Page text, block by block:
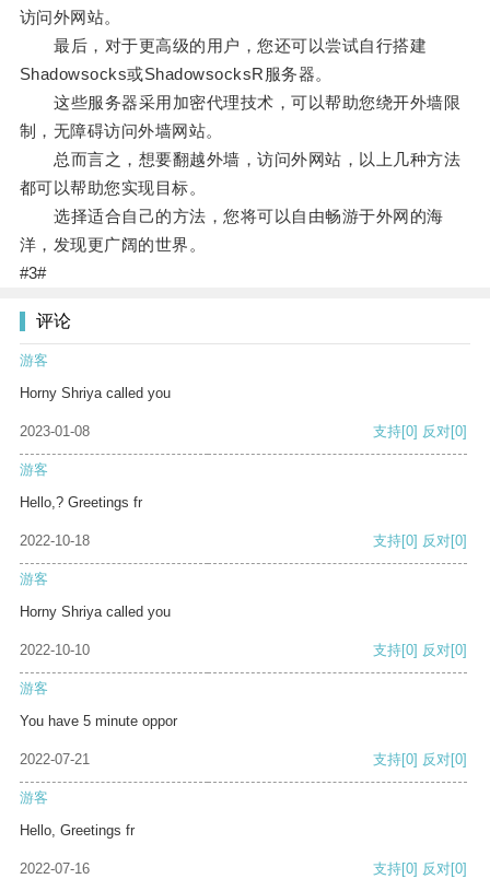
访问外网站。
最后，对于更高级的用户，您还可以尝试自行搭建
Shadowsocks或ShadowsocksR服务器。
这些服务器采用加密代理技术，可以帮助您绕开外墙限
制，无障碍访问外墙网站。
总而言之，想要翻越外墙，访问外网站，以上几种方法
都可以帮助您实现目标。
选择适合自己的方法，您将可以自由畅游于外网的海
洋，发现更广阔的世界。
#3#
评论
游客
Horny Shriya called you
2023-01-08 支持[0] 反对[0]
游客
Hello,? Greetings fr
2022-10-18 支持[0] 反对[0]
游客
Horny Shriya called you
2022-10-10 支持[0] 反对[0]
游客
You have 5 minute oppor
2022-07-21 支持[0] 反对[0]
游客
Hello, Greetings fr
2022-07-16 支持[0] 反对[0]